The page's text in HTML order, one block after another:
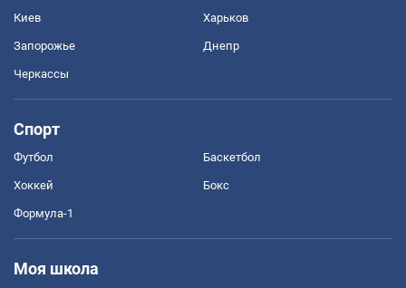
Киев Харьков
Запорожье Днепр
Черкассы
Спорт
Футбол Баскетбол
Хоккей Бокс
Формула-1
Моя школа